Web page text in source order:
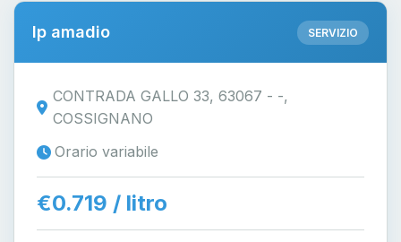
Ip amadio SERVIZIO
CONTRADA GALLO 33, 63067 - -,
COSSIGNANO
Orario variabile
€0.719 / litro